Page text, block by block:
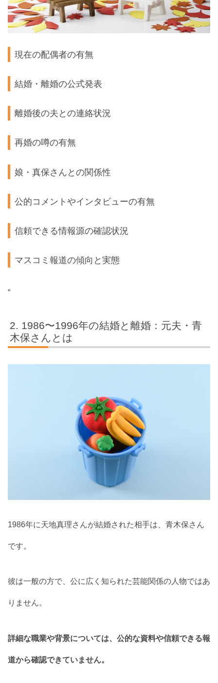
現在の配偶者の有無
結婚・離婚の公式発表
離婚後の夫との連絡状況
再婚の噂の有無
娘・真保さんとの関係性
公的コメントやインタビューの有無
信頼できる情報源の確認状況
マスコミ報道の傾向と実態
“
1986〜1996年の結婚と離婚：元夫・青
木保さんとは
1986年に天地真理さんが結婚された相手は、青木保さん
です。
彼は一般の方で、公に広く知られた芸能関係の人物ではあ
りません。
詳細な職業や背景については、公的な資料や信頼できる報
道から確認できていません。